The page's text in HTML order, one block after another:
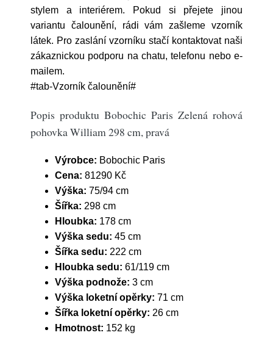
stylem a interiérem. Pokud si přejete jinou
variantu čalounění, rádi vám zašleme vzorník
látek. Pro zaslání vzorníku stačí kontaktovat naši
zákaznickou podporu na chatu, telefonu nebo e-
mailem.
#tab-Vzorník čalounění#
Popis produktu Bobochic Paris Zelená rohová
pohovka William 298 cm, pravá
Výrobce: Bobochic Paris
Cena: 81290 Kč
Výška: 75/94 cm
Šířka: 298 cm
Hloubka: 178 cm
Výška sedu: 45 cm
Šířka sedu: 222 cm
Hloubka sedu: 61/119 cm
Výška podnože: 3 cm
Výška loketní opěrky: 71 cm
Šířka loketní opěrky: 26 cm
Hmotnost: 152 kg